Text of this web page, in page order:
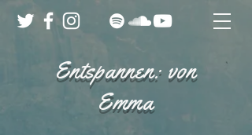
Entspannen: von
Emma